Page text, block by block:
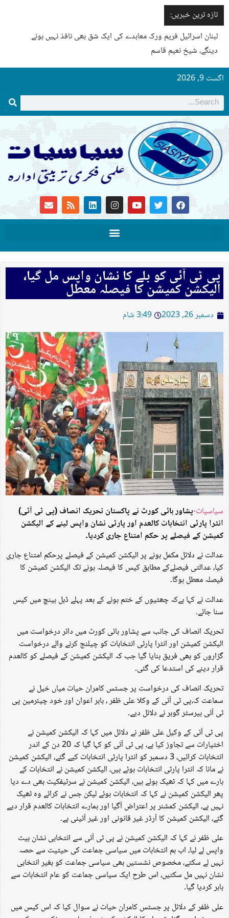
تازہ ترین خبریں:
لبنان اسرائیل فریم ورک معاہدے کی ایک شق بھی نافذ نہیں ہونے
دینگے، شیخ نعیم قاسم
اگست 9, 2026
پی ٹی آئی کو بلے کا نشان واپس مل گیا،
الیکشن کمیشن کا فیصلہ معطل
دسمبر 26, 2023 3:49 شام
سیاسیات-پشاور ہائی کورٹ نے پاکستان تحریک انصاف (پی ٹی آئی)
انٹرا پارٹی انتخابات کالعدم اور پارٹی نشان واپس لینے کے الیکشن
کمیشن کے فیصلے پر حکم امتناع جاری کردیا۔
عدالت نے دلائل مکمل ہونے پر الیکشن کمیشن کے فیصلے پرحکم امتناع جاری
کیا، عدالتی فیصلےکے مطابق کیس کا فیصلہ ہونے تک الیکشن کمیشن کا
فیصلہ معطل ہوگا۔
عدالت نے کہا ہےکہ چھٹیوں کے ختم ہونے کے بعد پہلے ڈبل بینچ میں کیس
سنا جائے۔
تحریک انصاف کی جانب سے پشاور ہائی کورٹ میں دائر درخواست میں
الیکشن کمیشن اور انٹرا پارٹی انتخابات کو چیلنج کرنے والے درخواست
گزاروں کو بھی فریق بنایا گیا جب کہ الیکشن کمیشن کے فیصلے کو کالعدم
قرار دینے کی استدعا کی گئی۔
تحریک انصاف کی درخواست پر جسٹس کامران حیات میاں خیل نے
سماعت ک،پی ٹی آئی کے وکلا علی ظفر ، بابر اعوان اور خود چیئرمین پی
ٹی آئی بیرسٹر گوہر نے دلائل دیے۔
پی ٹی آئی کے وکیل علی ظفر نے دلائل میں کہا کہ الیکشن کمیشن نے
اختیارات سے تجاوز کیا ہے، پی ٹی آئی کو کہا گیا کہ 20 دن کے اندر
انتخابات کرائیں، 3 دسمبر کو انٹرا پارٹی انتخابات کیے گئے، الیکشن کمیشن
نے مانا کہ انٹرا پارٹی انتخابات ہوئے ہیں، الیکشن کمیشن نے انتخابات کے
بارے میں کہا کہ ٹھیک ہوئے ہیں، الیکشن کمیشن نے سرٹیفکیٹ بھی دے دیا
پھر الیکشن کمیشن نے کہا کہ انتخابات ہوئے لیکن جس نے کرائے وہ ٹھیک
نہیں ہے، الیکشن کمشنر پر اعتراض آگیا اور ہمارے انتخابات کالعدم قرار دیے
گئے، الیکشن کمیشن کا آرڈر غیر قانونی اور غیر آئینی ہے۔
علی ظفر نے کہا کہ الیکشن کمیشن نے پی ٹی آئی سے انتخابی نشان بیٹ
واپس لے لیا، اب ہم انتخابات میں سیاسی جماعت کی حیثیت سے حصہ
نہیں لے سکتے، مخصوص نشستیں بھی سیاسی جماعت کو بغیر انتخابی
نشان نہیں مل سکتیں، اس طرح ایک سیاسی جماعت کو عام انتخابات سے
باہر کردیا گیا۔
علی ظفر کے دلائل پر جسٹس کامران حیات نے سوال کیا کہ اس کیس میں